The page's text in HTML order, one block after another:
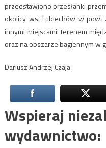
przedstawiono przesłanki
okolicy wsi Lubiechów w pow.
innymi miejscami: terenem
oraz na obszarze bagiennym w
Dariusz Andrzej Czaja
Wspieraj
wydawnictwo: